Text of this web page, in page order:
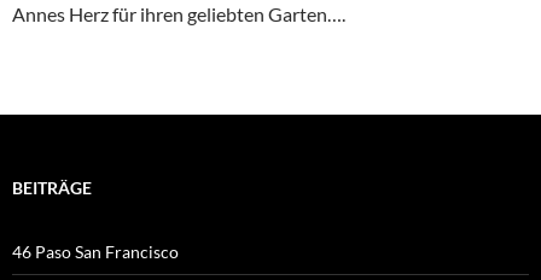
Annes Herz für ihren geliebten Garten….
BEITRÄGE
46 Paso San Francisco